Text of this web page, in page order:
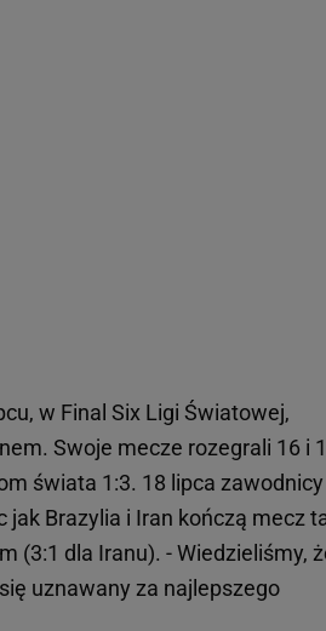
w Final Six Ligi Światowej,
Swoje mecze rozegrali 16 i
świata 1:3. 18 lipca zawodnicy
Brazylia i Iran kończą mecz
(3:1 dla Iranu). - Wiedzieliśmy,
uznawany za najlepszego